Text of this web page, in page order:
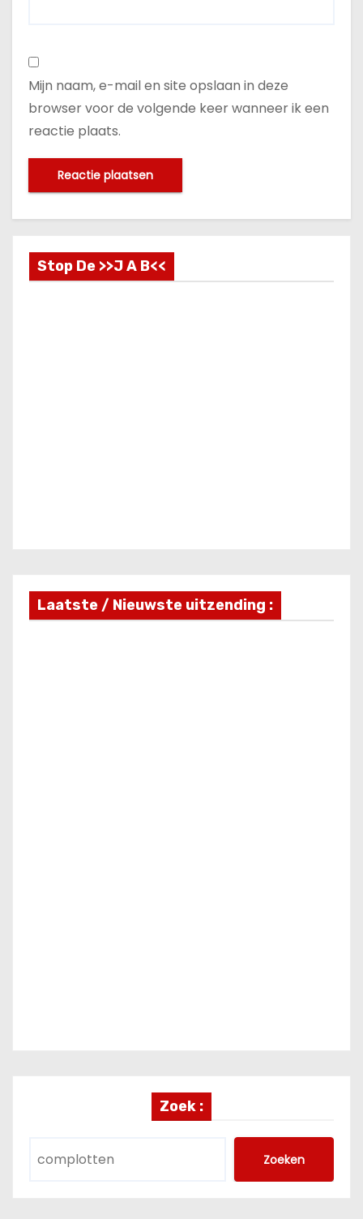
Mijn naam, e-mail en site opslaan in deze
browser voor de volgende keer wanneer ik een
reactie plaats.
Stop De >>J A B<<
Laatste / Nieuwste uitzending :
Zoek :
Zoeken